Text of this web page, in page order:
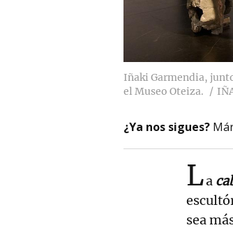
Iñaki Garmendia,
el Museo Oteiza.
¿Ya nos sigues?
La
sea